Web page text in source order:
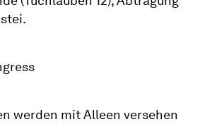
werden mit Alleen versehen